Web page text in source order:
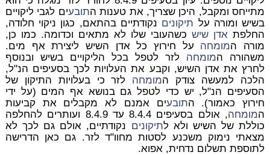
מתייחס ומקבל, היכן שצריך, את טענות התובעים לגבי ליקויים
בשיש ומורה על תיקונים נקודתיים בהתאם, כגון ניקוי חלודה,
החלפת אדן שישכשהעובי שלו לא מתאים וכדומה. כמו כן,
מורה המומחה על חירוץ כל אדן השיש ליצירת אף מים.
משהורה המומחה לזר לטפל בכל הליקויים בשיש ובנוסף
לחרץ את אדן השיש, וקבע את העלויות לכך בסעיפים הנ"ל,
הלכה למעשה צודק המומחה לזר כי בעלויות התיקון של
הסעיפים הנ"ל, יש כדי לטפל גם בנושא אף המים (על ידי
חירוץ כאמור). התובעים אמנם לא מקבלים את קביעות
המומחה
, אולם בסעיפים 8.4.4 עד 8.4.9 ועותרים להחלפה
כוללת של השיש ולא לתיקונים נקודתיים, אולם גם לכך לא
מצאתי נימוק משכנע לסטות מחוו"ד לזר. גם כאן הדרישה
לתוספת תשלום נדחית, אפוא.